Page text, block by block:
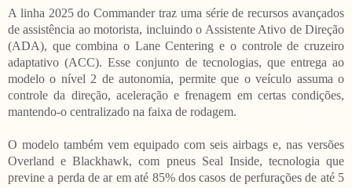
A linha 2025 do Commander traz uma série de recursos avançados
de assistência ao motorista, incluindo o Assistente Ativo de Direção
(ADA), que combina o Lane Centering e o controle de cruzeiro
adaptativo (ACC). Esse conjunto de tecnologias, que entrega ao
modelo o nível 2 de autonomia, permite que o veículo assuma o
controle da direção, aceleração e frenagem em certas condições,
mantendo-o centralizado na faixa de rodagem.
O modelo também vem equipado com seis airbags e, nas versões
Overland e Blackhawk, com pneus Seal Inside, tecnologia que
previne a perda de ar em até 85% dos casos de perfurações de até 5